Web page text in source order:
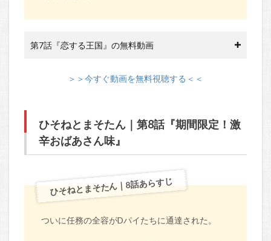
第7話『恋する王国』の無料動画
＞＞今すぐ動画を無料視聴する＜＜
ひそねとまそたん｜第8話『期間限定！激
辛おばあさん味』
ひそねとまそたん｜8話あらすじ
ついに任務の全容がDパイたちに通達された。